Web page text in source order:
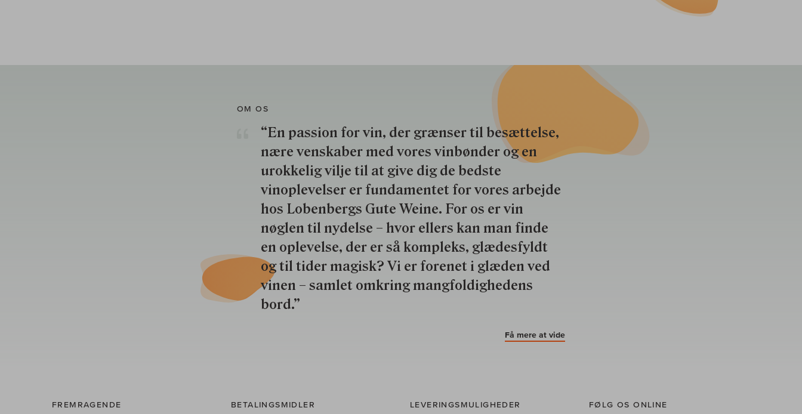
OM OS
“En passion for vin, der grænser til besættelse,
nære venskaber med vores vinbønder og en
urokkelig vilje til at give dig de bedste
vinoplevelser er fundamentet for vores arbejde
hos Lobenbergs Gute Weine. For os er vin
nøglen til nydelse – hvor ellers kan man finde
en oplevelse, der er så kompleks, glædesfyldt
og til tider magisk? Vi er forenet i glæden ved
vinen – samlet omkring mangfoldighedens
bord.”
Få mere at vide
FREMRAGENDE BETALINGSMIDLER LEVERINGSMULIGHEDER FØLG OS ONLINE